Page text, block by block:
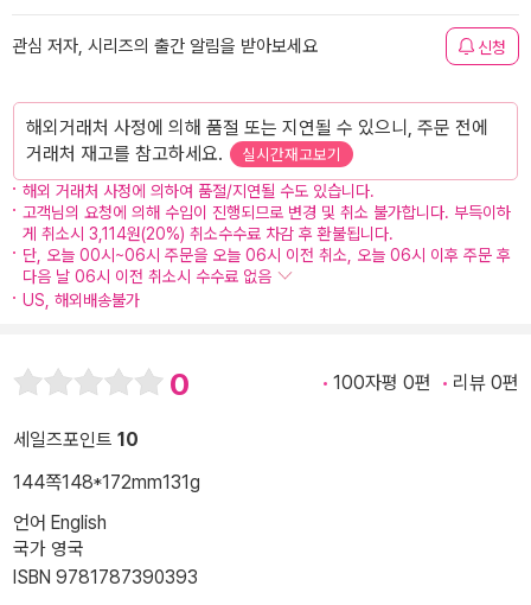
관심 저자, 시리즈의 출간 알림을 받아보세요 신청
해외거래처 사정에 의해 품절 또는 지연될 수 있으니, 주문 전에
거래처 재고를 참고하세요.
실시간재고보기
해외 거래처 사정에 의하여 품절/지연될 수도 있습니다.
고객님의 요청에 의해 수입이 진행되므로 변경 및 취소 불가합니다. 부득이하
게 취소시 3,114원(20%) 취소수수료 차감 후 환불됩니다.
단, 오늘 00시~06시 주문을 오늘 06시 이전 취소, 오늘 06시 이후 주문 후
다음 날 06시 이전 취소시 수수료 없음
US, 해외배송불가
0 100자평 0편 리뷰 0편
세일즈포인트 10
144쪽148*172mm131g
언어 English
국가 영국
ISBN 9781787390393